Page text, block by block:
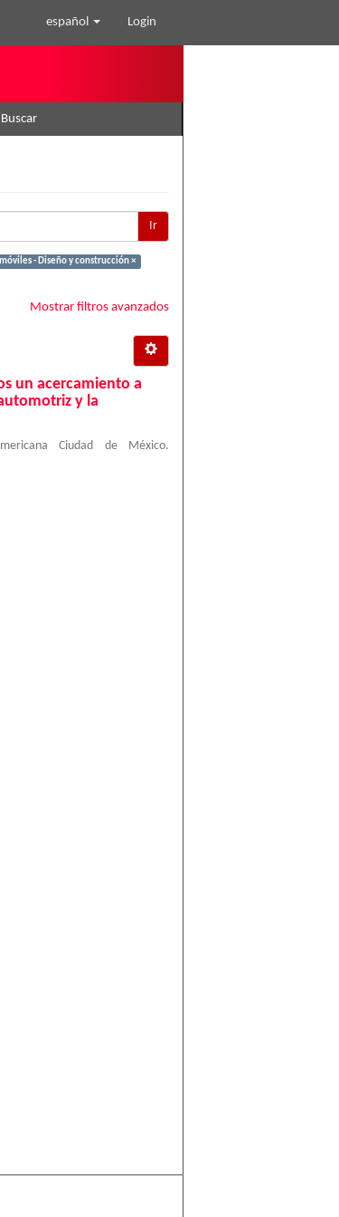
español Login
Buscar
Ir
- Diseño y construcción ×
Mostrar filtros avanzados
un acercamiento a
y la
Ciudad de México.